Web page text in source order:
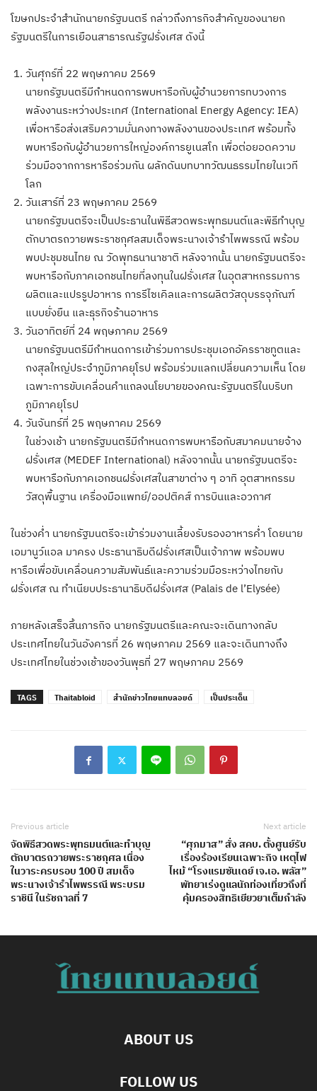
โฆษกประจำสำนักนายกรัฐมนตรี กล่าวถึงภารกิจสำคัญของนายก
รัฐมนตรีในการเยือนสาธารณรัฐฝรั่งเศส ดังนี้
วันศุกร์ที่ 22 พฤษภาคม 2569
นายกรัฐมนตรีมีกำหนดการพบหารือกับผู้อำนวยการทบวงการ
พลังงานระหว่างประเทศ (International Energy Agency: IEA)
เพื่อหารือส่งเสริมความมั่นคงทางพลังงานของประเทศ พร้อมทั้ง
พบหารือกับผู้อำนวยการใหญ่องค์การยูเนสโก เพื่อต่อยอดความ
ร่วมมือจากการหารือร่วมกัน ผลักดันบทบาทวัฒนธรรมไทยในเวที
โลก
วันเสาร์ที่ 23 พฤษภาคม 2569
นายกรัฐมนตรีจะเป็นประธานในพิธีสวดพระพุทธมนต์และพิธีทำบุญ
ตักบาตรถวายพระราชกุศลสมเด็จพระนางเจ้ารำไพพรรณี พร้อม
พบปะชุมชนไทย ณ วัดพุทธนานาชาติ หลังจากนั้น นายกรัฐมนตรีจะ
พบหารือกับภาคเอกชนไทยที่ลงทุนในฝรั่งเศส ในอุตสาหกรรมการ
ผลิตและแปรรูปอาหาร การรีไซเคิลและการผลิตวัสดุบรรจุภัณฑ์
แบบยั่งยืน และธุรกิจร้านอาหาร
วันอาทิตย์ที่ 24 พฤษภาคม 2569
นายกรัฐมนตรีมีกำหนดการเข้าร่วมการประชุมเอกอัครราชทูตและ
กงสุลใหญ่ประจำภูมิภาคยุโรป พร้อมร่วมแลกเปลี่ยนความเห็น โดย
เฉพาะการขับเคลื่อนคำแถลงนโยบายของคณะรัฐมนตรีในบริบท
ภูมิภาคยุโรป
วันจันทร์ที่ 25 พฤษภาคม 2569
ในช่วงเช้า นายกรัฐมนตรีมีกำหนดการพบหารือกับสมาคมนายจ้าง
ฝรั่งเศส (MEDEF International) หลังจากนั้น นายกรัฐมนตรีจะ
พบหารือกับภาคเอกชนฝรั่งเศสในสาขาต่าง ๆ อาทิ อุตสาหกรรม
วัสดุพื้นฐาน เครื่องมือแพทย์/ออปติคส์ การบินและอวกาศ
ในช่วงค่ำ นายกรัฐมนตรีจะเข้าร่วมงานเลี้ยงรับรองอาหารค่ำ โดยนาย
เอมานูว์แอล มาครง ประธานาธิบดีฝรั่งเศสเป็นเจ้าภาพ พร้อมพบ
หารือเพื่อขับเคลื่อนความสัมพันธ์และความร่วมมือระหว่างไทยกับ
ฝรั่งเศส ณ ทำเนียบประธานาธิบดีฝรั่งเศส (Palais de l’Elysée)
ภายหลังเสร็จสิ้นภารกิจ นายกรัฐมนตรีและคณะจะเดินทางกลับ
ประเทศไทยในวันอังคารที่ 26 พฤษภาคม 2569 และจะเดินทางถึง
ประเทศไทยในช่วงเช้าของวันพุธที่ 27 พฤษภาคม 2569
TAGS Thaitabloid สำนักข่าวไทยแทบลอยด์ เป็นประเด็น
Previous article
จัดพิธีสวดพระพุทธมนต์และทำบุญ
ตักบาตรถวายพระราชกุศล เนื่อง
ในวาระครบรอบ 100 ปี สมเด็จ
พระนางเจ้ารำไพพรรณี พระบรม
ราชินี ในรัชกาลที่ 7
Next article
“ศุภมาส” สั่ง สคบ. ตั้งศูนย์รับ
เรื่องร้องเรียนเฉพาะกิจ เหตุไฟ
ไหม้ “โรงแรมซันเดย์ เจ.เอ. พลัส”
พัทยาเร่งดูแลนักท่องเที่ยวถึงที่
คุ้มครองสิทธิเยียวยาเต็มกำลัง
ABOUT US
FOLLOW US